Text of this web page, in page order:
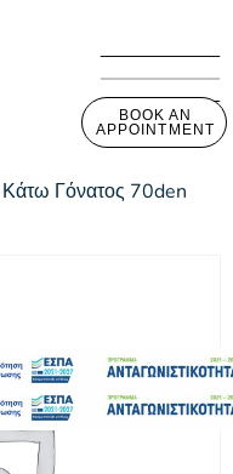
BOOK AN
APPOINTMENT
Γόνατος 70den